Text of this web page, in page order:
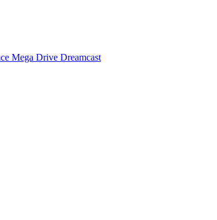
Mega Drive Dreamcast